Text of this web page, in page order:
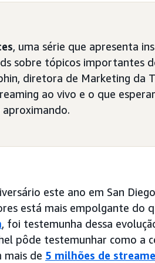
, uma série que apresenta
sobre tópicos importantes
diretora de Marketing da
ao vivo e o que
este ano em San
está mais empolgante do
, foi testemunha dessa
pôde testemunhar como a
mais de 5 milhões de